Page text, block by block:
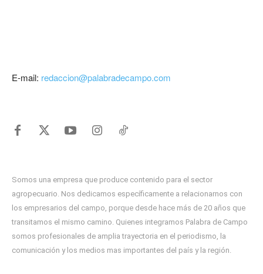
E-mail: redaccion@palabradecampo.com
Somos una empresa que produce contenido para el sector
agropecuario. Nos dedicamos específicamente a relacionarnos con
los empresarios del campo, porque desde hace más de 20 años que
transitamos el mismo camino. Quienes integramos Palabra de Campo
somos profesionales de amplia trayectoria en el periodismo, la
comunicación y los medios mas importantes del país y la región.